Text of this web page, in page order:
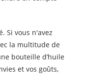
Si vous n'avez
la multitude de
bouteille d’huile
et vos goûts,